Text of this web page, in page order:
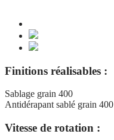
Finitions réalisables :
Sablage grain 400
Antidérapant sablé grain 400
Vitesse de rotation :